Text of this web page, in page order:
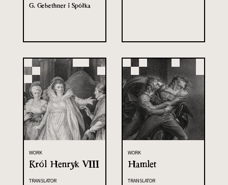
G. Gebethner i Spółka
WORK
Król Henryk VIII
TRANSLATOR
WORK
Hamlet
TRANSLATOR